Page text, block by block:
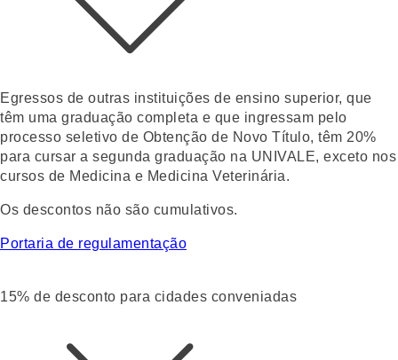
Egressos de outras instituições de ensino superior, que
têm uma graduação completa e que ingressam pelo
processo seletivo de Obtenção de Novo Título, têm 20%
para cursar a segunda graduação na UNIVALE, exceto nos
cursos de Medicina e Medicina Veterinária.
Os descontos não são cumulativos.
Portaria de regulamentação
15% de desconto para cidades conveniadas